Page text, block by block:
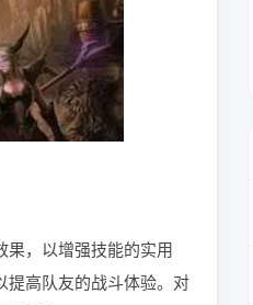
果，以增强技能的实用
提高队友的战斗体验。对